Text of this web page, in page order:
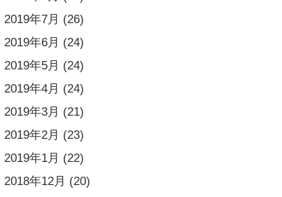
2019年7月 (26)
2019年6月 (24)
2019年5月 (24)
2019年4月 (24)
2019年3月 (21)
2019年2月 (23)
2019年1月 (22)
2018年12月 (20)